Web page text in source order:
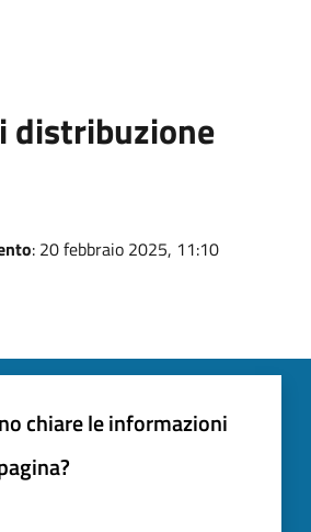
distribuzione
: 20 febbraio 2025, 11:10
chiare le informazioni